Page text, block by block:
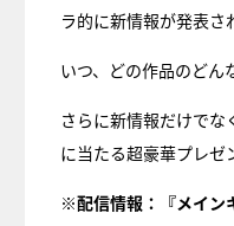
ラ的に新情報が発表さ
いつ、どの作品のどん
さらに新情報だけで
に当たる超豪華プレゼ
※配信情報：『メイン